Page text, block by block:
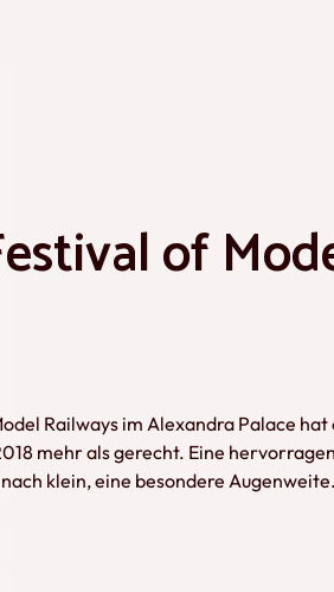
of
Railways im Alexandra Palace
mehr als gerecht. Eine
klein, eine besondere